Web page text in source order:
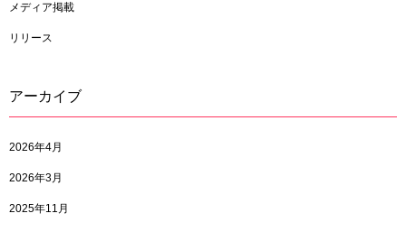
メディア掲載
リリース
アーカイブ
2026年4月
2026年3月
2025年11月